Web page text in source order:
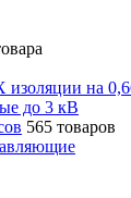
на
до 3 кВ
565 товаров